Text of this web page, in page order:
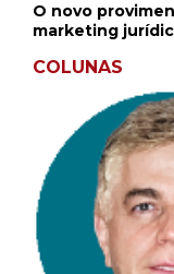
O novo
marketing
COLUNAS